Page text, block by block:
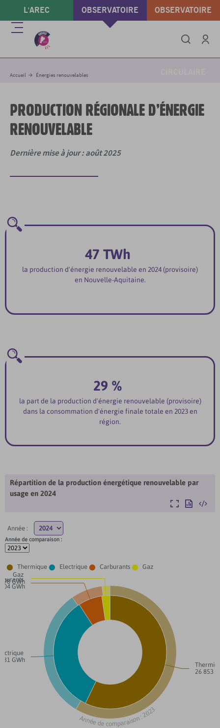
contenu
principal
L'AREC OBSERVATOIRE
ÉNERGIE & GAZ À
OBSERVATOIRE
Menu
ImprimerPartager
Accueil Énergies renouvelables
PRODUCTION RÉGIONALE D’ÉNERGIE
RENOUVELABLE
Dernière mise à jour : août 2025
47 TWh
la production d'énergie renouvelable en 2024 (provisoire)
en Nouvelle-Aquitaine.
29 %
la part de la production d'énergie renouvelable (provisoire)
dans la consommation d'énergie finale totale en 2023 en
région.
Répartition de la production énergétique renouvelable par
usage en 2024
AgrandirExporter
Année :
Année de comparaison :
 Thermique  Electrique  Carburants  Gaz
15 831 GWh
3 204 GWh
Gaz
1 098 GWh
Année de comparaison
: 2023